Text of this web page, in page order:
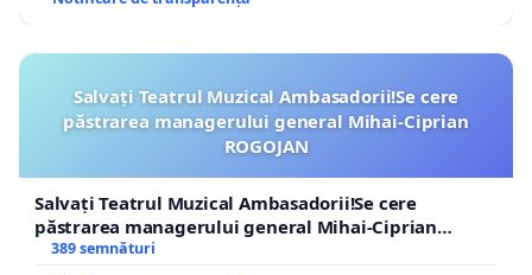
Salvați Teatrul Muzical Ambasadorii!Se cere
păstrarea managerului general Mihai-Ciprian
ROGOJAN
Salvați Teatrul Muzical Ambasadorii!Se cere
păstrarea managerului general Mihai-Ciprian
ROGOJAN
389 semnături